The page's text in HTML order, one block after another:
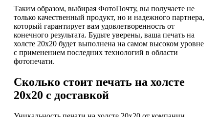
Таким образом, выбирая ФотоПочту, вы получаете не
только качественный продукт, но и надежного партнера,
который гарантирует вам удовлетворенность от
конечного результата. Будьте уверены, ваша печать на
холсте 20х20 будет выполнена на самом высоком уровне
с применением последних технологий в области
фотопечати.
Сколько стоит печать на холсте
20х20 с доставкой